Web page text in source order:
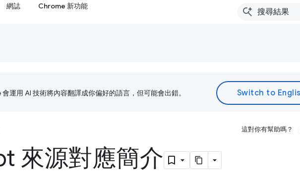
網誌 Chrome 新功能
運用 AI 技術將內容翻譯成你偏好的語言，但可能會出錯。
這對你有幫助嗎？
來源對應簡介